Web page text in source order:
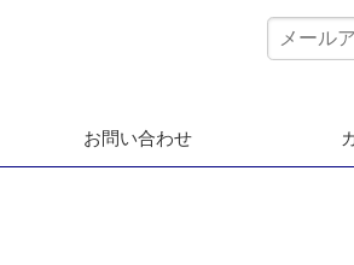
お問い合わせ